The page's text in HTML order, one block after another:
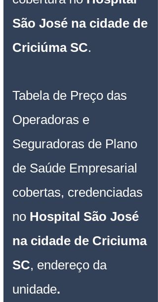
São José na cidade de
Criciúma SC.
Tabela de Preço das
Operadoras e
Seguradoras de Plano
de Saúde Empresarial
cobertas, credenciadas
no Hospital São José
na cidade de Criciuma
SC, endereço da
unidade.